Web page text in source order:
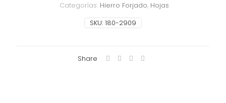
SKU: 180-2909
Categorías: Hierro Forjado, Hojas
Share